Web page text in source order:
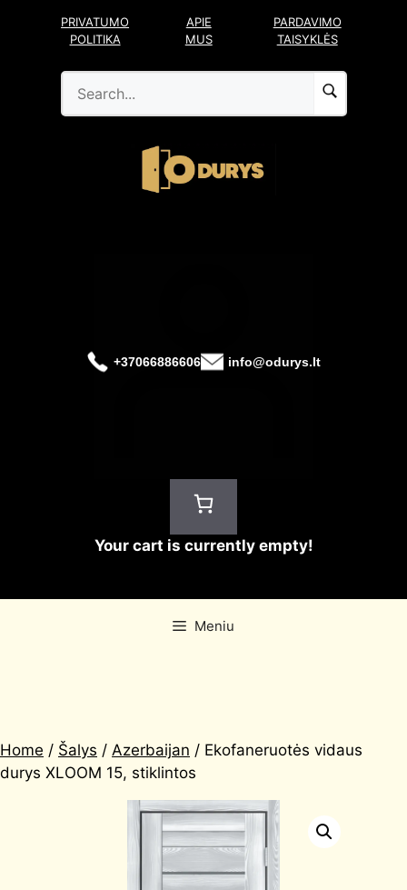
PRIVATUMO
POLITIKA
APIE
MUS
PARDAVIMO
TAISYKLĖS
+37066886606 info@odurys.lt
Your cart is currently empty!
Meniu
Home / Šalys / Azerbaijan / Ekofaneruotės vidaus
durys XLOOM 15, stiklintos